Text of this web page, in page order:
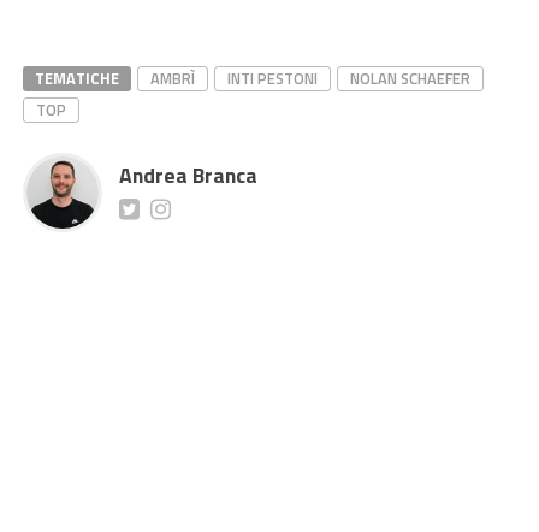
TEMATICHE AMBRÌ INTI PESTONI
NOLAN SCHAEFER
TOP
Andrea Branca